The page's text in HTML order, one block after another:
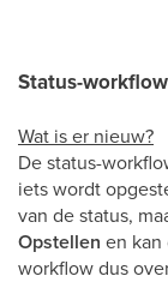
Status-
Wat is er nieuw?
De status-
iets wordt
van de status,
Opstellen en kan
workflow dus